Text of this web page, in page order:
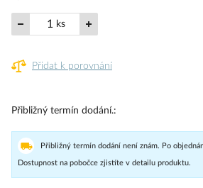
ks
Přidat k porovnání
Přibližný termín dodání.
Přibližný termín dodání není znám. Po
Dostupnost na pobočce zjistíte v detailu produktu.